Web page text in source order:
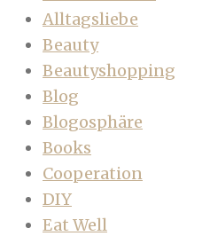
Alltagsliebe
Beauty
Beautyshopping
Blog
Blogosphäre
Books
Cooperation
DIY
Eat Well